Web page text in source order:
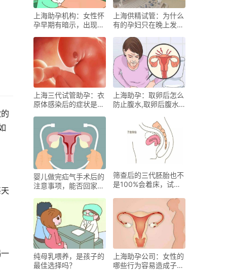
上海助孕机构：女性怀
孕早期有暗示，出现这
上海供精试管：为什么
有的孕妇只在晚上发
发烧反反复复？
上海三代试管助孕：衣
原体感染后的症状是什
方法有哪些
上海助孕：取卵后怎么
防止腹水,取卵后腹水
婴儿做完疝气手术后的
注意事项，能否回家还
筛查后的三代胚胎也不
是100%会着床，试管
纯母乳喂养，是孩子的
最佳选择吗？
上海助孕公司：女性的
哪些行为容易造成子宫